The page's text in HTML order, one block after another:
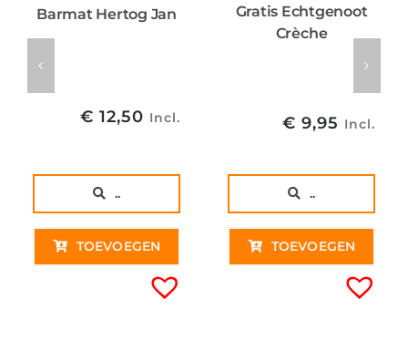
Barmat Hertog Jan
€ 12,50 Incl.
..
TOEVOEGEN
Gratis Echtgenoot
Crèche
€ 9,95 Incl.
..
TOEVOEGEN